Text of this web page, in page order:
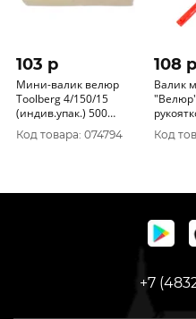
103 p
Мини-валик велюр
Toolberg 4/150/15
(индив.упак.) 500
Китай 0404033А
Код товара: 074794
108 p
Валик
рукояткой
04-2-304
Код
+7